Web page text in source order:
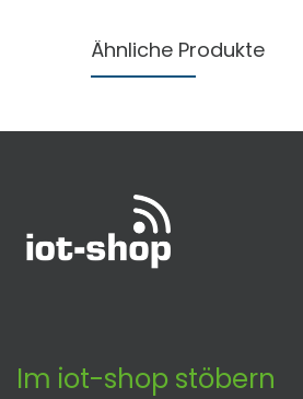
Ähnliche Produkte
Im iot-shop stöbern